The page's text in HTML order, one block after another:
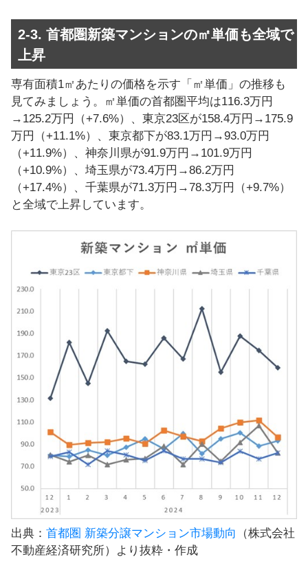
2-3. 首都圏新築マンションの㎡単価も全域で
上昇
専有面積1㎡あたりの価格を示す「㎡単価」の推移も
見てみましょう。㎡単価の首都圏平均は116.3万円
→125.2万円（+7.6%）、東京23区が158.4万円→175.9
万円（+11.1%）、東京都下が83.1万円→93.0万円
（+11.9%）、神奈川県が91.9万円→101.9万円
（+10.9%）、埼玉県が73.4万円→86.2万円
（+17.4%）、千葉県が71.3万円→78.3万円（+9.7%）
と全域で上昇しています。
出典： 首都圏 新築分譲マンション市場動向
（株式会社
不動産経済研究所）より抜粋・作成